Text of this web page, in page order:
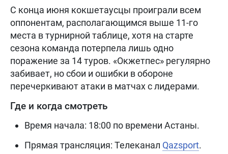
С конца июня кокшетаусцы проиграли всем
оппонентам, располагающимся выше 11-го
места в турнирной таблице, хотя на старте
сезона команда потерпела лишь одно
поражение за 14 туров. «Окжетпес» регулярно
забивает, но сбои и ошибки в обороне
перечеркивают атаки в матчах с лидерами.
Где и когда смотреть
Время начала: 18:00 по времени Астаны.
Прямая трансляция: Телеканал Qazsport.